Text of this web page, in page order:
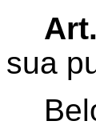
sua